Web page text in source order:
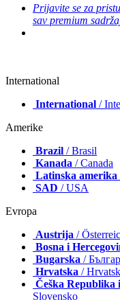
Prijavite se za
sav premium
International
International /
Amerike
Brazil / Brasil
Kanada / Canada
Latinska amerika
SAD / USA
Evropa
Austrija /
Bosna i
Bugarska /
Hrvatska /
Češka Republika
Slovensko